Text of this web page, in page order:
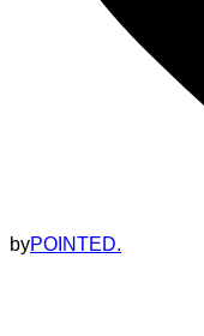
byPOINTED.